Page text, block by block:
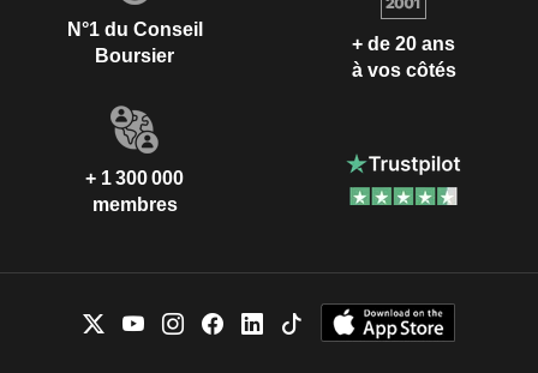
N°1 du Conseil
Boursier
+ de 20 ans
à vos côtés
+ 1 300 000
membres